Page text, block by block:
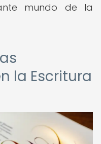
mundo de la
la Escritura